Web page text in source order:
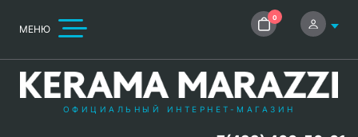
МЕНЮ
0
ОФИЦИАЛЬНЫЙ ИНТЕРНЕТ-МАГАЗИН